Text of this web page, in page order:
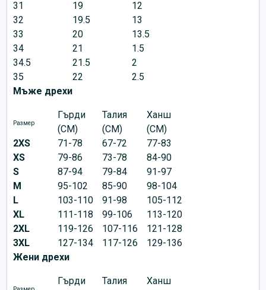
31
19
12
32
19.5
13
33
20
13.5
34
21
1.5
34.5
21.5
2
35
22
2.5
Мъже дрехи
Размер
Гърди
(CM)
Талия
(CM)
Ханш
(CM)
2XS
71-78 67-72
77-83
XS
79-86 73-78
84-90
S
87-94 79-84
91-97
M
95-102 85-90
98-104
L
103-110 91-98
105-112
XL
111-118 99-106
113-120
2XL
119-126 107-116
121-128
3XL
127-134 117-126
129-136
Жени дрехи
Гърди
Талия
Ханш